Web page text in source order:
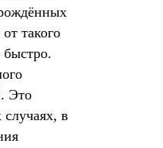
такого
быстро.
Это
случаях, в